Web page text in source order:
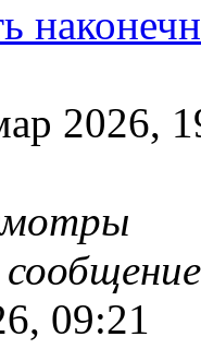
2026,
09:21